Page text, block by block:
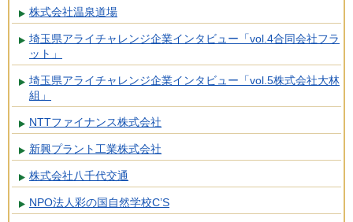
株式会社温泉道場
埼玉県アライチャレンジ企業インタビュー「vol.4合同会社フラ
ット」
埼玉県アライチャレンジ企業インタビュー「vol.5株式会社大林
組」
NTTファイナンス株式会社
新興プラント工業株式会社
株式会社八千代交通
NPO法人彩の国自然学校C’S